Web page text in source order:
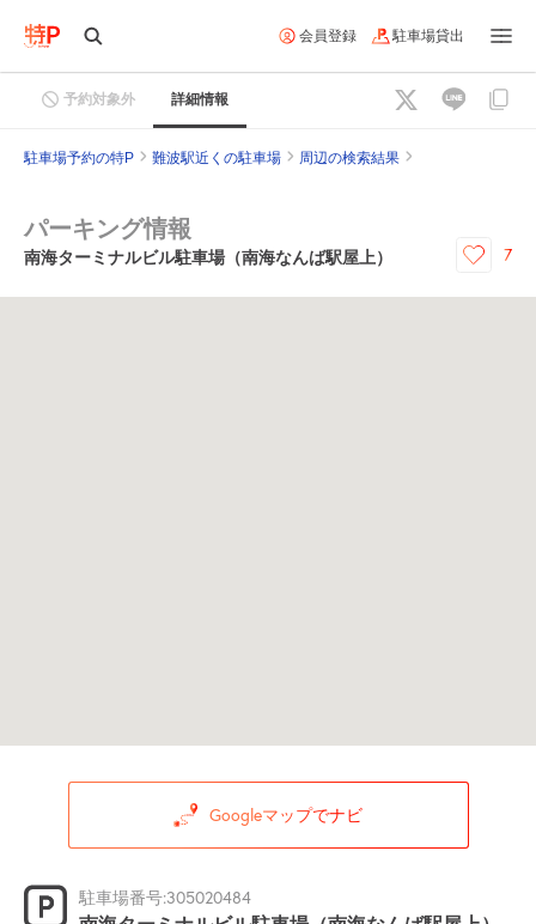
会員登録 駐車場貸出
予約対象外 詳細情報
駐車場予約の特P 難波駅近くの駐車場 周辺の検索結果
パーキング情報
南海ターミナルビル駐車場（南海なんば駅屋上） 7
Googleマップでナビ
駐車場番号:305020484